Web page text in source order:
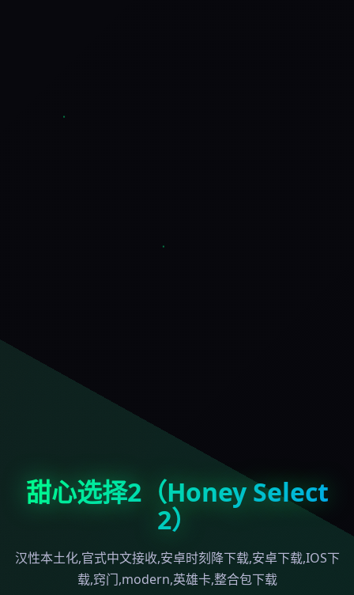
甜心选择2（Honey Select
2）
汉性本土化,官式中文接收,安卓时刻降下载,安卓下载,IOS下
载,窍门,modern,英雄卡,整合包下载